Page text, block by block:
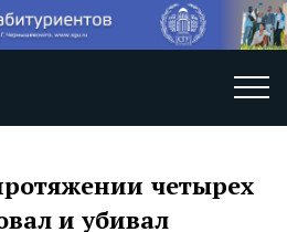
четырех
и убивал